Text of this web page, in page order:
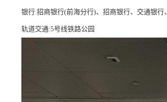
银行:招商银行(前海分行)、招商银行、交通银
轨道交通:5号线铁路公园